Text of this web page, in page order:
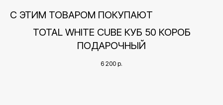
С ЭТИМ ТОВАРОМ ПОКУПАЮТ
TOTAL WHITE CUBE КУБ 50 КОРОБ
ПОДАРОЧНЫЙ
6 200 р.